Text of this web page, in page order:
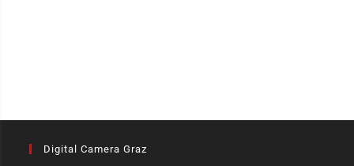
Digital Camera Graz